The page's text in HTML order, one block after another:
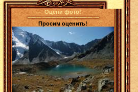
Оцени фото!
Просим оценить!